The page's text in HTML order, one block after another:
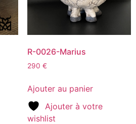
R-0026-Marius
290 €
Ajouter au panier
Ajouter à votre
wishlist